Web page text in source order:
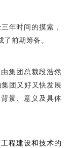
年时间的摸索，
前期筹备。
集团总裁段浩然
团又好又快发展
背景、意义及具体
程建设和技术的